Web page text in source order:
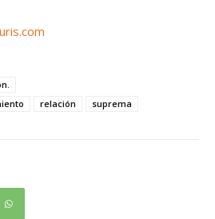
relación suprema